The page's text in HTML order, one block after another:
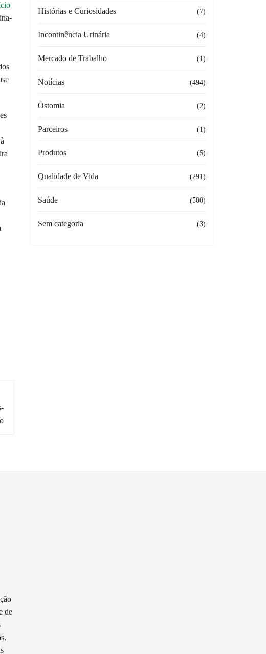
Histórias e Curiosidades (7)
Incontinência Urinária (4)
Mercado de Trabalho (1)
Notícias (494)
Ostomia (2)
Parceiros (1)
Produtos (5)
Qualidade de Vida (291)
Saúde (500)
Sem categoria (3)
de